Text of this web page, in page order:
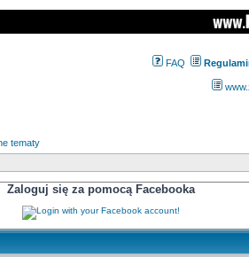
FAQ
tematy
Zaloguj się za pomocą Facebooka